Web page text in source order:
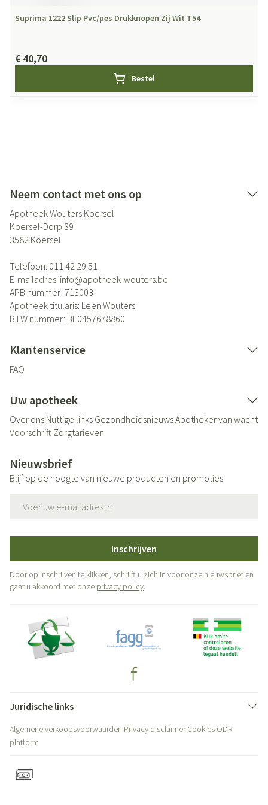
Suprima 1222 Slip Pvc/pes Drukknopen Zij Wit T54
€ 40,70
Bestel
Neem contact met ons op
Apotheek Wouters Koersel
Koersel-Dorp 39
3582 Koersel
Telefoon: 011 42 29 51
E-mailadres: info@apotheek-wouters.be
APB nummer: 713003
Apotheek titularis: Leen Wouters
BTW nummer: BE0457678860
Klantenservice
FAQ
Uw apotheek
Over ons Nuttige links GezondheidsnieuwsApotheker van wacht
Voorschrift Zorgtarieven
Nieuwsbrief
Blijf op de hoogte van nieuwe producten en promoties
Inschrijven
Door op inschrijven te klikken, schrijft u zich in voor onze nieuwsbrief en
gaat u akkoord met onze privacy policy.
Juridische links
Algemene verkoopsvoorwaarden Privacy disclaimer Cookies ODR-
platform